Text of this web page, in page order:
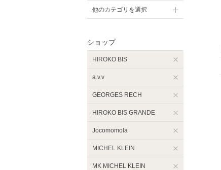
他のカテゴリを選択
ショップ
HIROKO BIS
a.v.v
GEORGES RECH
HIROKO BIS GRANDE
Jocomomola
MICHEL KLEIN
MK MICHEL KLEIN